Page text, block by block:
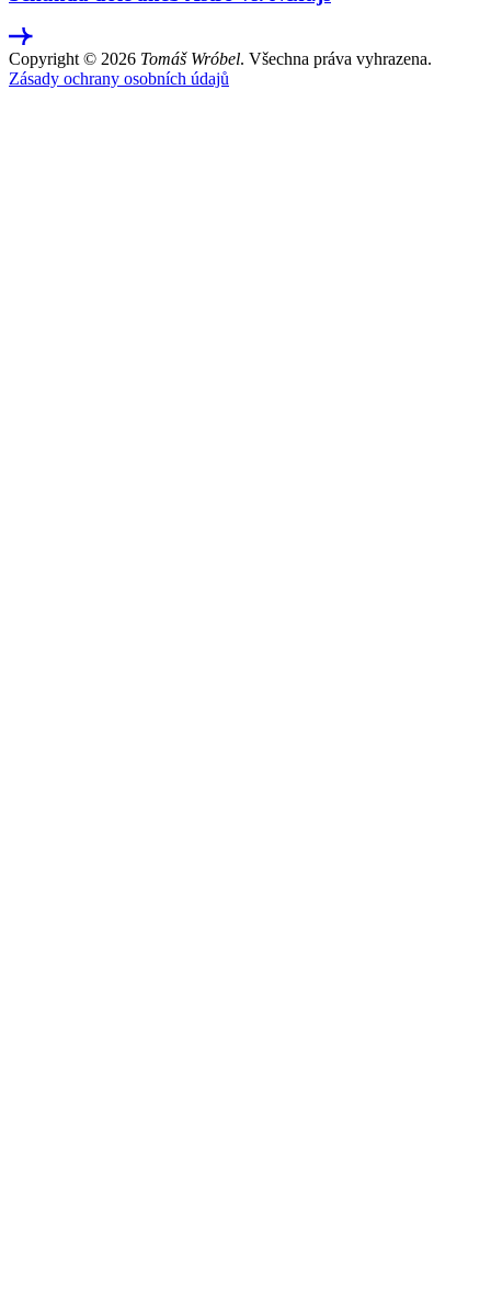
Copyright © 2026 Tomáš Wróbel. Všechna práva vyhrazena.
Zásady ochrany osobních údajů